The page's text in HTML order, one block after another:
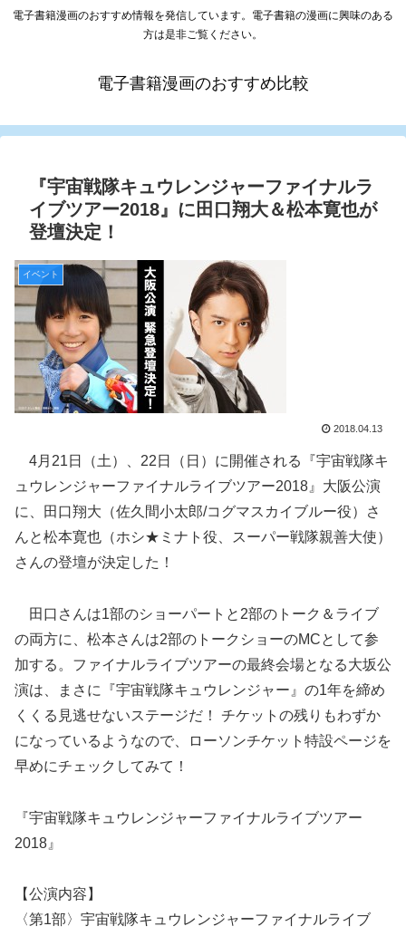
電子書籍漫画のおすすめ情報を発信しています。電子書籍の漫画に興味のある
方は是非ご覧ください。
電子書籍漫画のおすすめ比較
『宇宙戦隊キュウレンジャーファイナルラ
イブツアー2018』に田口翔大＆松本寛也が
登壇決定！
イベント
2018.04.13
4月21日（土）、22日（日）に開催される『宇宙戦隊キ
ュウレンジャーファイナルライブツアー2018』大阪公演
に、田口翔大（佐久間小太郎/コグマスカイブルー役）さ
んと松本寛也（ホシ★ミナト役、スーパー戦隊親善大使）
さんの登壇が決定した！
田口さんは1部のショーパートと2部のトーク＆ライブ
の両方に、松本さんは2部のトークショーのMCとして参
加する。ファイナルライブツアーの最終会場となる大坂公
演は、まさに『宇宙戦隊キュウレンジャー』の1年を締め
くくる見逃せないステージだ！ チケットの残りもわずか
になっているようなので、ローソンチケット特設ページを
早めにチェックしてみて！
『宇宙戦隊キュウレンジャーファイナルライブツアー
2018』
【公演内容】
〈第1部〉宇宙戦隊キュウレンジャーファイナルライブ